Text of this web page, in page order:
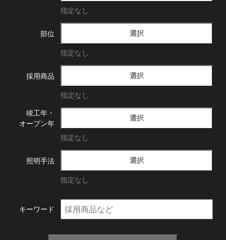
指定なし
部位 選択
指定なし
採用商品 選択
指定なし
竣工年・
オープン年
選択
指定なし
照明手法 選択
指定なし
キーワード